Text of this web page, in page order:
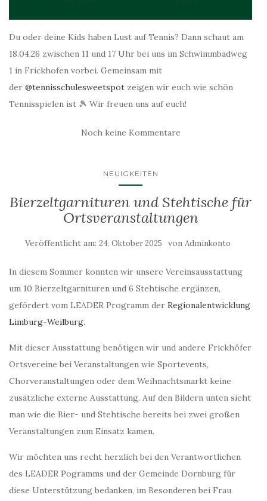
Du oder deine Kids haben Lust auf Tennis? Dann schaut am
18.04.26 zwischen 11 und 17 Uhr bei uns im Schwimmbadweg
1 in Frickhofen vorbei. Gemeinsam mit
der @tennisschulesweetspot zeigen wir euch wie schön
Tennisspielen ist 🎾 Wir freuen uns auf euch!
Noch keine Kommentare
NEUIGKEITEN
Bierzeltgarnituren und Stehtische für
Ortsveranstaltungen
Veröffentlicht am: 24. Oktober 2025 von Adminkonto
In diesem Sommer konnten wir unsere Vereinsausstattung
um 10 Bierzeltgarnituren und 6 Stehtische ergänzen,
gefördert vom LEADER Programm der Regionalentwicklung
Limburg-Weilburg.
Mit dieser Ausstattung benötigen wir und andere Frickhöfer
Ortsvereine bei Veranstaltungen wie Sportevents,
Chorveranstaltungen oder dem Weihnachtsmarkt keine
zusätzliche externe Ausstattung. Auf den Bildern unten sieht
man wie die Bier- und Stehtische bereits bei zwei großen
Veranstaltungen zum Einsatz kamen.
Wir möchten uns recht herzlich bei den Verantwortlichen
des LEADER Pogramms und der Gemeinde Dornburg für
diese Unterstützung bedanken, im Besonderen bei Frau